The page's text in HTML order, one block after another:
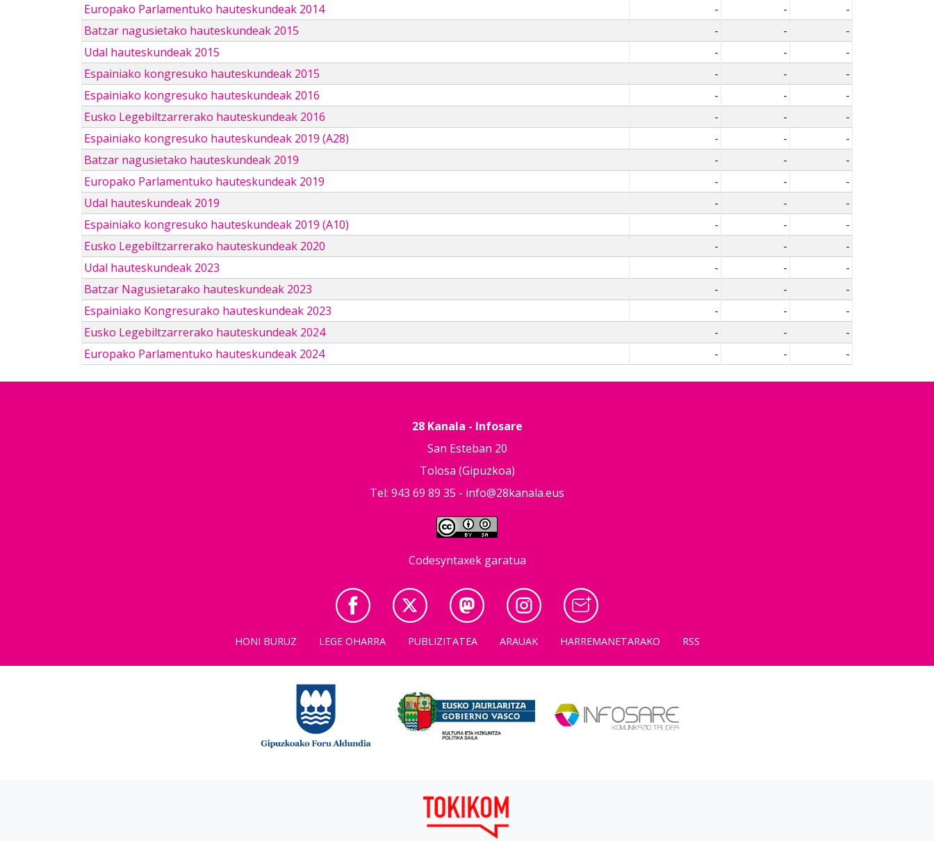
Europako Parlamentuko hauteskundeak 2014
- -
-
Batzar nagusietako hauteskundeak 2015
- -
-
Udal hauteskundeak 2015
- -
-
Espainiako kongresuko hauteskundeak 2015
- -
-
Espainiako kongresuko hauteskundeak 2016
- -
-
Eusko Legebiltzarrerako hauteskundeak 2016
- -
-
Espainiako kongresuko hauteskundeak 2019 (A28)
- -
-
Batzar nagusietako hauteskundeak 2019
- -
-
Europako Parlamentuko hauteskundeak 2019
- -
-
Udal hauteskundeak 2019
- -
-
Espainiako kongresuko hauteskundeak 2019 (A10)
- -
-
Eusko Legebiltzarrerako hauteskundeak 2020
- -
-
Udal hauteskundeak 2023
- -
-
Batzar Nagusietarako hauteskundeak 2023
- -
-
Espainiako Kongresurako hauteskundeak 2023
- -
-
Eusko Legebiltzarrerako hauteskundeak 2024
- -
-
Europako Parlamentuko hauteskundeak 2024
- - -
28 Kanala - Infosare
San Esteban 20
Tolosa (Gipuzkoa)
Tel: 943 69 89 35 - info@28kanala.eus
Codesyntaxek garatua
HONI BURUZ LEGE OHARRA PUBLIZITATEA ARAUAK HARREMANETARAKO RSS